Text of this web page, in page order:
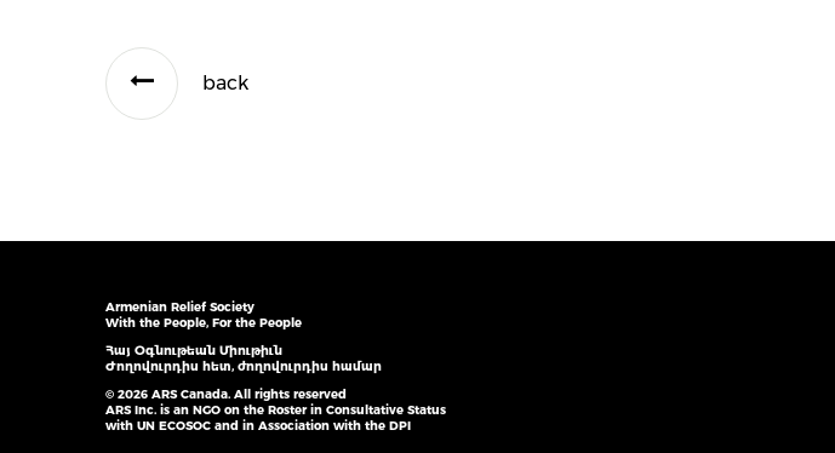
back
Armenian Relief Society
With the People, For the People
Հայ Օգնութեան Միութիւն
Ժողովուրդիս հետ, ժողովուրդիս համար
© 2026 ARS Canada. All rights reserved
ARS Inc. is an NGO on the Roster in Consultative Status
with UN ECOSOC and in Association with the DPI